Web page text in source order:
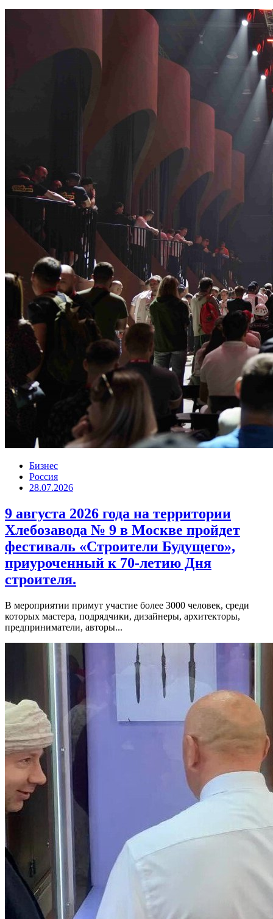
Бизнес
Россия
28.07.2026
9 августа 2026 года на территории
Хлебозавода № 9 в Москве пройдет
фестиваль «Строители Будущего»,
приуроченный к 70-летию Дня
строителя.
В мероприятии примут участие более 3000 человек, среди
которых мастера, подрядчики, дизайнеры, архитекторы,
предприниматели, авторы...